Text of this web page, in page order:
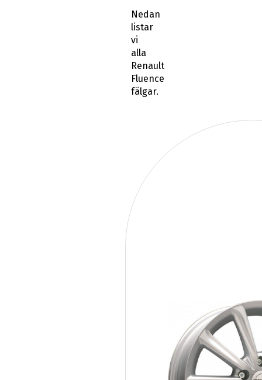
Nedan
listar
vi
alla
Renault
Fluence
fälgar.